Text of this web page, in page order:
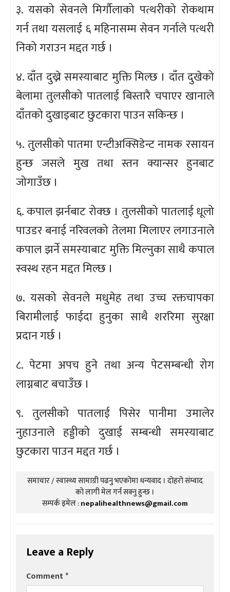
३. यसको सेवनले मिर्गौलाको पत्थरीको रोकथाम
गर्न तथा यसलाई ६ महिनासम्म सेवन गर्नाले पत्थरी
निको गराउन मद्दत गर्छ ।
४. दाँत दुख्ने समस्याबाट मुक्ति मिल्छ । दाँत दुखेको
बेलामा तुलसीको पातलाई बिस्तारै चपाएर खानाले
दाँतको दुखाइबाट छुटकारा पाउन सकिन्छ ।
५. तुलसीको पातमा एन्टीअक्सिडेन्ट नामक रसायन
हुन्छ जसले मुख तथा स्तन क्यान्सर हुनबाट
जोगाउँछ ।
६. कपाल झर्नबाट रोक्छ । तुलसीको पातलाई धूलो
पाउडर बनाई नरिवलको तेलमा मिलाएर लगाउनाले
कपाल झर्ने समस्याबाट मुक्ति मिल्नुका साथै कपाल
स्वस्थ रहन मद्दत मिल्छ ।
७. यसको सेवनले मधुमेह तथा उच्च रक्तचापका
बिरामीलाई फाईदा हुनुका साथै शररिमा सुरक्षा
प्रदान गर्छ ।
८. पेटमा अपच हुने तथा अन्य पेटसम्बन्धी रोग
लाग्नबाट बचाउँछ ।
९. तुलसीको पातलाई पिसेर पानीमा उमालेर
नुहाउनाले हड्डीको दुखाई सम्बन्धी समस्याबाट
छुटकारा पाउन मद्दत गर्छ ।
समाचार / स्वास्थ्य सामाग्री पढनु भएकोमा धन्यवाद । दोहरो संम्वाद
को लागी मेल गर्न सक्नु हुन्छ ।
सम्पर्क इमेल :nepalihealthnews@gmail.com
Leave a Reply
Comment*